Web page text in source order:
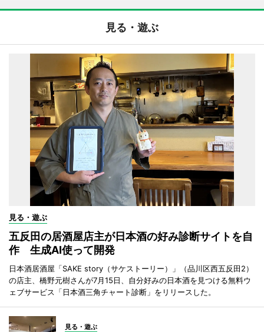
見る・遊ぶ
見る・遊ぶ
五反田の居酒屋店主が日本酒の好み診断サイトを自
作 生成AI使って開発
日本酒居酒屋「SAKE story（サケストーリー）」（品川区西五反田2）
の店主、橋野元樹さんが7月15日、自分好みの日本酒を見つける無料ウ
ェブサービス「日本酒三角チャート診断」をリリースした。
見る・遊ぶ